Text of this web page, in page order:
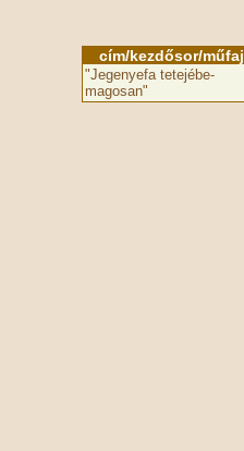
cím/kezdősor/műfaj
"Jegenyefa tetejébe­
magosan"